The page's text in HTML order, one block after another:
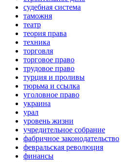
судебная система
таможня
театр
теория права
техника
торговля
торговое право
трудовое право
турция и проливы
тюрьма и ссылка
уголовное право
украина
урал
уровень жизни
учредительное собрание
фабричное законодательство
февральская революция
финансы